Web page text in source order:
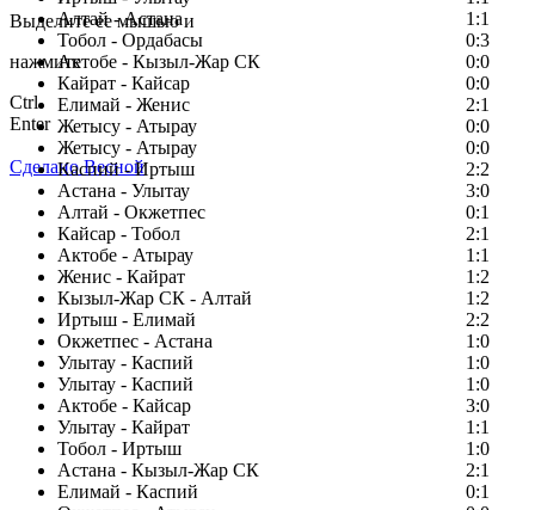
Алтай - Астана
1:1
Тобол - Ордабасы
0:3
Актобе - Кызыл-Жар СК
0:0
Кайрат - Кайсар
0:0
Елимай - Женис
2:1
Жетысу - Атырау
0:0
Жетысу - Атырау
0:0
Каспий - Иртыш
2:2
Астана - Улытау
3:0
Алтай - Окжетпес
0:1
Кайсар - Тобол
2:1
Актобе - Атырау
1:1
Женис - Кайрат
1:2
Кызыл-Жар СК - Алтай
1:2
Иртыш - Елимай
2:2
Окжетпес - Астана
1:0
Улытау - Каспий
1:0
Улытау - Каспий
1:0
Актобе - Кайсар
3:0
Улытау - Кайрат
1:1
Тобол - Иртыш
1:0
Астана - Кызыл-Жар СК
2:1
Елимай - Каспий
0:1
Выделите ее мышью и
нажмите
Ctrl
Enter
Сделано Весной